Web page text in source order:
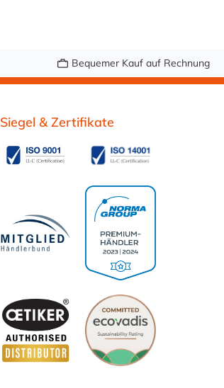
Bequemer Kauf auf Rechnung
Siegel & Zertifikate